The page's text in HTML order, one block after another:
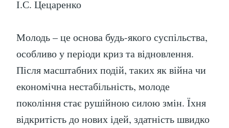
І.С. Цецаренко
Молодь – це основа будь-якого суспільства,
особливо у періоди криз та відновлення.
Після масштабних подій, таких як війна чи
економічна нестабільність, молоде
покоління стає рушійною силою змін. Їхня
відкритість до нових ідей, здатність швидко